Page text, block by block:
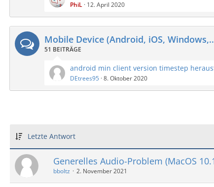
PhiL 12. April 2020
Mobile Device (Android, iOS,
51 BEITRÄGE
android min client version timestep
DEtrees95 8. Oktober 2020
Letzte Antwort
Generelles Audio-Problem (MacOS
bboltz 2. November 2021